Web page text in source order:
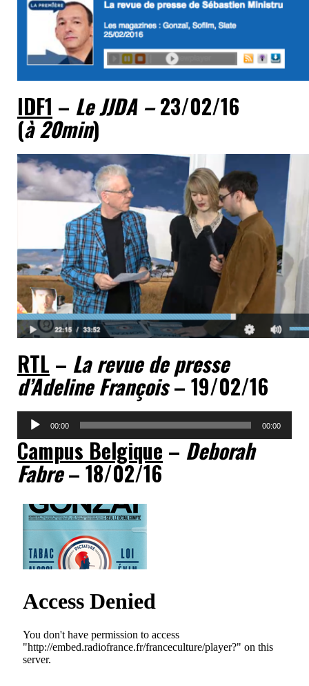
IDF1 – Le JJDA –23/02/16
(à 20min)
RTL – La revue de presse
d’Adeline François– 19/02/16
Lecteur
audio
00:00 00:00
Campus Belgique – Deborah
Fabre– 18/02/16